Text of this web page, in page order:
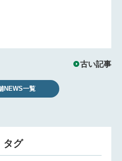
古い記事
NEWS一覧
タグ